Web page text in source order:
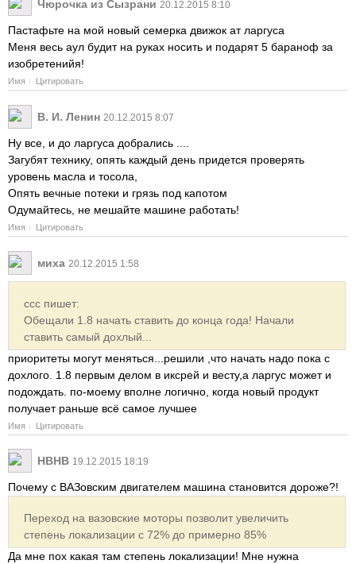
Чюрочка из Сызрани 20.12.2015 8:10
Пастафьте на мой новый семерка движок ат ларгуса
Меня весь аул будит на руках носить и подарят 5 бараноф за
изобретенийя!
Имя Цитировать
В. И. Ленин 20.12.2015 8:07
Ну все, и до ларгуса добрались ....
Загубят технику, опять каждый день придется проверять
уровень масла и тосола,
Опять вечные потеки и грязь под капотом
Одумайтесь, не мешайте машине работать!
Имя Цитировать
миха 20.12.2015 1:58
ссс пишет:
Обещали 1.8 начать ставить до конца года! Начали
ставить самый дохлый...
приоритеты могут меняться...решили ,что начать надо пока с
дохлого. 1.8 первым делом в иксрей и весту,а ларгус может и
подождать. по-моему вполне логично, когда новый продукт
получает раньше всё самое лучшее
Имя Цитировать
HBHB 19.12.2015 18:19
Почему с ВАЗовским двигателем машина становится дороже?!
Переход на вазовские моторы позволит увеличить
степень локализации с 72% до примерно 85%
Да мне пох какая там степень локализации! Мне нужна